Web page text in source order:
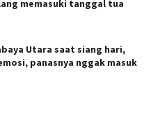
memasuki tanggal tua
Utara saat siang hari,
panasnya nggak masuk